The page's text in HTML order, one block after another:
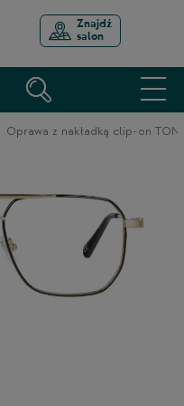
Znajdź
salon
Oprawa z nakładką clip-on